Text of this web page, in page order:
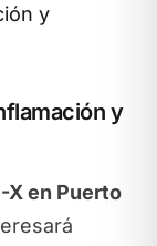
y
y
X en Puerto